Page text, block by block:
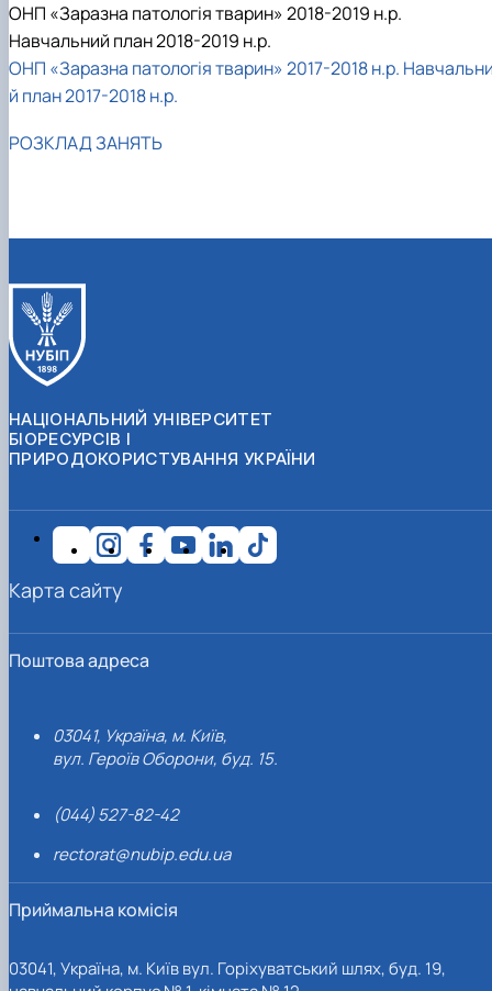
ОНП «Заразна патологія тварин» 2018-2019 н.р.
Навчальний план 2018-2019 н.р.
ОНП «Заразна патологія тварин» 2017-2018 н.р.
й план 2017-2018 н.р.
РОЗКЛАД ЗАНЯТЬ
НАЦІОНАЛЬНИЙ УНІВЕРСИТЕТ
БІОРЕСУРСІВ І
ПРИРОДОКОРИСТУВАННЯ УКРАЇНИ
Поштова адреса
03041, Україна, м. Київ,
вул. Героїв Оборони, буд. 15.
(044) 527-82-42
rectorat@nubip.edu.ua
Приймальна комісія
03041, Україна, м. Київ вул. Горіхуватський шлях, буд. 19,
Карта сайту